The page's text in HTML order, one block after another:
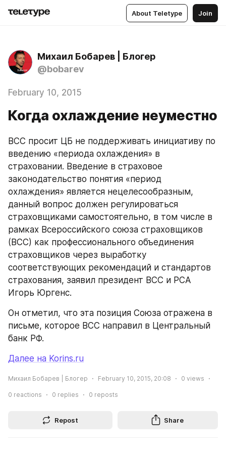
About Teletype Join
Михаил Бобарев | Блогер
@bobarev
February 10, 2015
Когда охлаждение неуместно
ВСС просит ЦБ не поддерживать инициативу по
введению «периода охлаждения» в
страховании. Введение в страховое
законодательство понятия «период
охлаждения» является нецелесообразным,
данный вопрос должен регулироваться
страховщиками самостоятельно, в том числе в
рамках Всероссийского союза страховщиков
(ВСС) как профессионального объединения
страховщиков через выработку
соответствующих рекомендаций и стандартов
страхования, заявил президент ВСС и РСА
Игорь Юргенс.
Он отметил, что эта позиция Союза отражена в
письме, которое ВСС направил в Центральный
банк РФ.
Далее на Korins.ru
Михаил Бобарев | Блогер February 10, 2015, 20:08 0 views
0 reactions 0 replies 0 reposts
Repost Share